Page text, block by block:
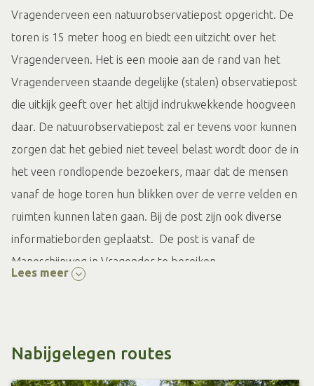
Vragenderveen een natuurobservatiepost opgericht. De
toren is 15 meter hoog en biedt een uitzicht over het
Vragenderveen. Het is een mooie aan de rand van het
Vragenderveen staande degelijke (stalen) observatiepost
die uitkijk geeft over het altijd indrukwekkende hoogveen
daar. De natuurobservatiepost zal er tevens voor kunnen
zorgen dat het gebied niet teveel belast wordt door de in
het veen rondlopende bezoekers, maar dat de mensen
vanaf de hoge toren hun blikken over de verre velden en
ruimten kunnen laten gaan. Bij de post zijn ook diverse
informatieborden geplaatst. De post is vanaf de
Maneschijnweg in Vragender te bereiken.
Lees meer
Nabijgelegen routes